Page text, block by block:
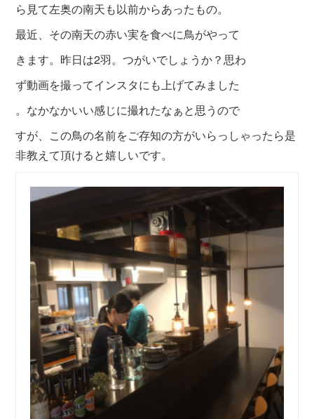
ら見て左奥の南天も以前からあったもの。
最近、その南天の赤い実を食べに鳥がやって
きます。昨日は2羽。つがいでしょうか？思わ
ず動画を撮ってインスタにも上げてみました
。なかなかいい感じに撮れたなぁと思うので
すが、この鳥の名前をご存知の方がいらっしゃったら是
非教えて頂けると嬉しいです。